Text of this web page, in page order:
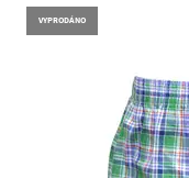
VYPRODÁNO